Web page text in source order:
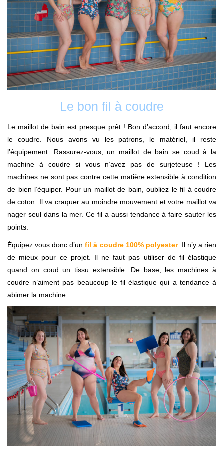
Le bon fil à coudre
Le maillot de bain est presque prêt ! Bon d’accord, il faut encore
le coudre. Nous avons vu les patrons, le matériel, il reste
l’équipement. Rassurez-vous, un maillot de bain se coud à la
machine à coudre si vous n’avez pas de surjeteuse ! Les
machines ne sont pas contre cette matière extensible à condition
de bien l’équiper. Pour un maillot de bain, oubliez le fil à coudre
de coton. Il va craquer au moindre mouvement et votre maillot va
nager seul dans la mer. Ce fil a aussi tendance à faire sauter les
points.
Équipez vous donc d’un fil à coudre 100% polyester. Il n’y a rien
de mieux pour ce projet. Il ne faut pas utiliser de fil élastique
quand on coud un tissu extensible. De base, les machines à
coudre n’aiment pas beaucoup le fil élastique qui a tendance à
abimer la machine.